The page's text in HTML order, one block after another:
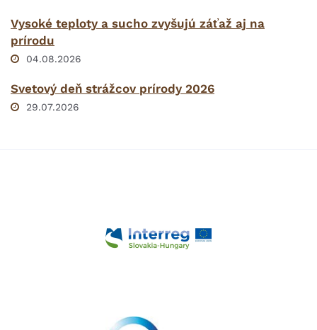
Vysoké teploty a sucho zvyšujú záťaž aj na
prírodu
04.08.2026
Svetový deň strážcov prírody 2026
29.07.2026